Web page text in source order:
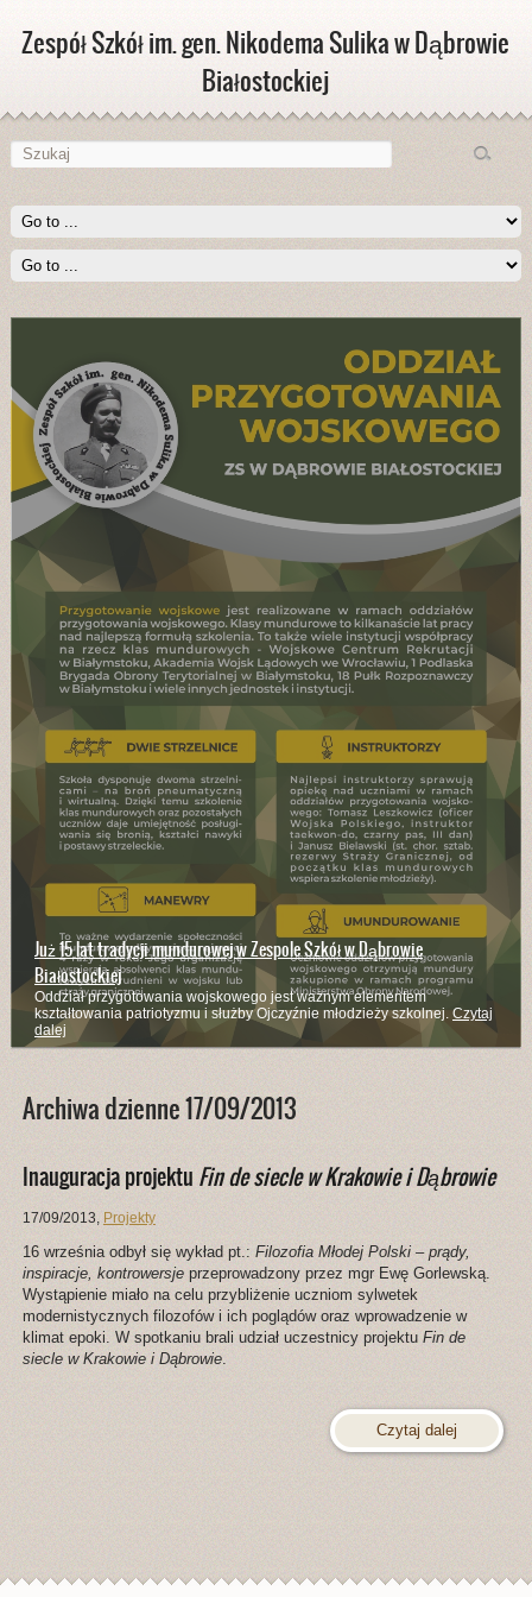
Zespół Szkół im. gen. Nikodema Sulika w Dąbrowie
Białostockiej
Już 15 lat tradycji mundurowej w Zespole Szkół w Dąbrowie
Białostockiej
Oddział przygotowania wojskowego jest ważnym elementem
kształtowania patriotyzmu i służby Ojczyźnie młodzieży szkolnej. Czytaj
dalej
Archiwa dzienne 17/09/2013
Inauguracja projektu Fin de siecle w Krakowie i Dąbrowie
17/09/2013, Projekty
16 września odbył się wykład pt.: Filozofia Młodej Polski – prądy,
inspiracje, kontrowersjeprzeprowadzony przez mgr Ewę Gorlewską.
Wystąpienie miało na celu przybliżenie uczniom sylwetek
modernistycznych filozofów i ich poglądów oraz wprowadzenie w
klimat epoki. W spotkaniu brali udział uczestnicy projektu Fin de
siecle w Krakowie i Dąbrowie.
Czytaj dalej